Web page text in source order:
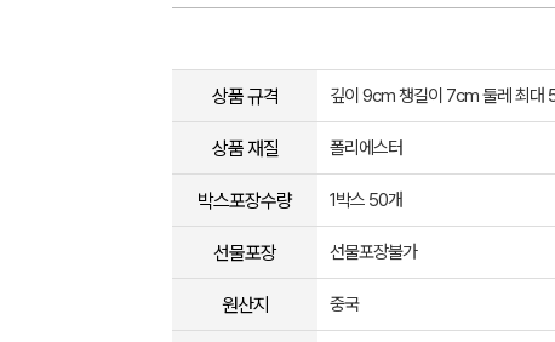
상품 규격 깊이 9cm 챙길이 7cm 둘레 최대
상품 재질 폴리에스터
박스포장수량 1박스 50개
선물포장 선물포장불가
원산지 중국